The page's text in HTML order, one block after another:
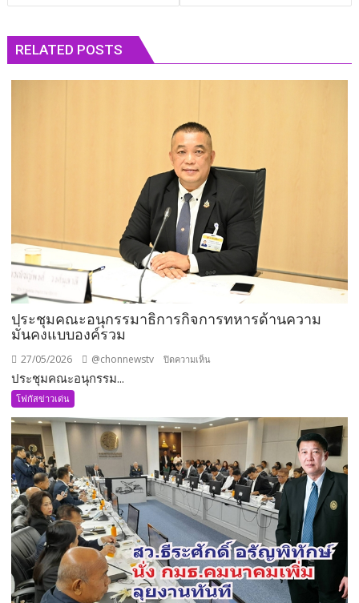
RELATED POSTS
ประชุมคณะอนุกรรมาธิการกิจการทหารด้านความ
มั่นคงแบบองค์รวม
27/05/2026 @chonnewstv ปิดความเห็น
กรรมาธิการ
กิจการ
ทหาร
ด้าน
ความ
มั่นคง
แบบ
องค์
รวม
ประชุมคณะอนุกรรม...
โฟกัสข่าวเด่น